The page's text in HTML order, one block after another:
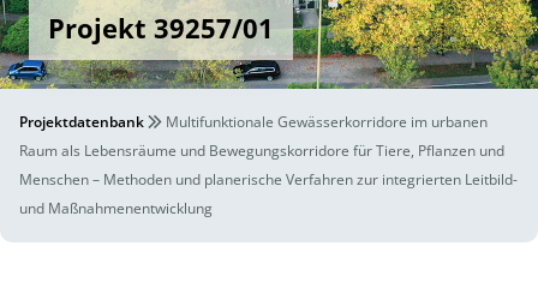
Projekt 39257/01
Projektdatenbank
Multifunktionale Gewässerkorridore im urbanen
Raum als Lebensräume und Bewegungskorridore für Tiere, Pflanzen und
Menschen – Methoden und planerische Verfahren zur integrierten Leitbild-
und Maßnahmenentwicklung